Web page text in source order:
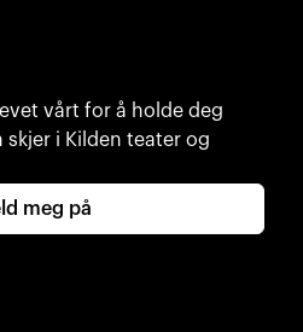
vårt for å holde deg
i Kilden teater og
meg på